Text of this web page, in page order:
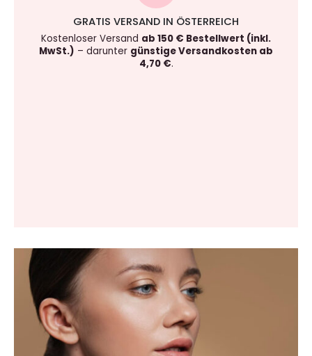
GRATIS VERSAND IN ÖSTERREICH
Kostenloser Versand ab 150 € Bestellwert (inkl.
MwSt.) – darunter günstige Versandkosten ab
4,70 €.